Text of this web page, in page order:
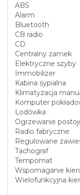
ABS
Alarm
Bluetooth
CB radio
CD
Centralny zamek
Elektryczne szyby
Immobilizer
Kabina sypialna
Klimatyzacja
Komputer
Lodówka
Ogrzewanie
Radio fabryczne
Regulowane
Tachograf
Tempomat
Wspomaganie
Wielofunkcyjna